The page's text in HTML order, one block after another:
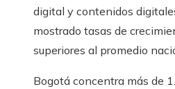
digital y contenidos
mostrado tasas de
superiores al promedio
Bogotá concentra más de